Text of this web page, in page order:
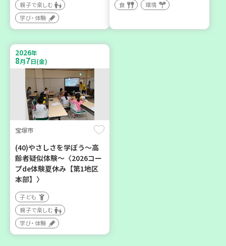
神戸市東灘区
【第3地区本部】「ふれあい
（毎月第2金曜日）
食 カフェ・つどい場
神戸市西区
2026年
30日(水)
神戸市北区
「コープくらしの助け合い
の会」コーディネーター養
成講座
大人向け
親子で楽しむ
学び・体験
食 環境
2026年
8月7日(金)
宝塚市
(40)やさしさを学ぼう～高
齢者疑似体験～〈2026コー
プde体験夏休み【第1地区
本部】〉
子ども
親子で楽しむ
学び・体験